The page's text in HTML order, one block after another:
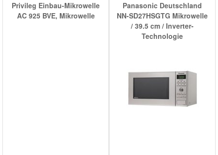
Privileg Einbau-Mikrowelle
AC 925 BVE, Mikrowelle
Panasonic Deutschland
NN-SD27HSGTG Mikrowelle
/ 39.5 cm / Inverter-
Technologie